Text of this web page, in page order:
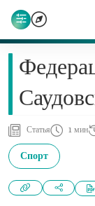
Статья 1 мин
Спорт